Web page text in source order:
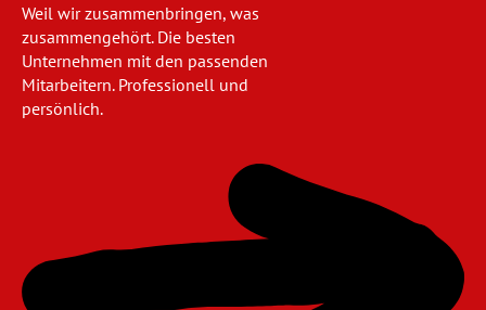
Weil wir zusammenbringen, was
zusammengehört. Die besten
Unternehmen mit den passenden
Mitarbeitern. Professionell und
persönlich.